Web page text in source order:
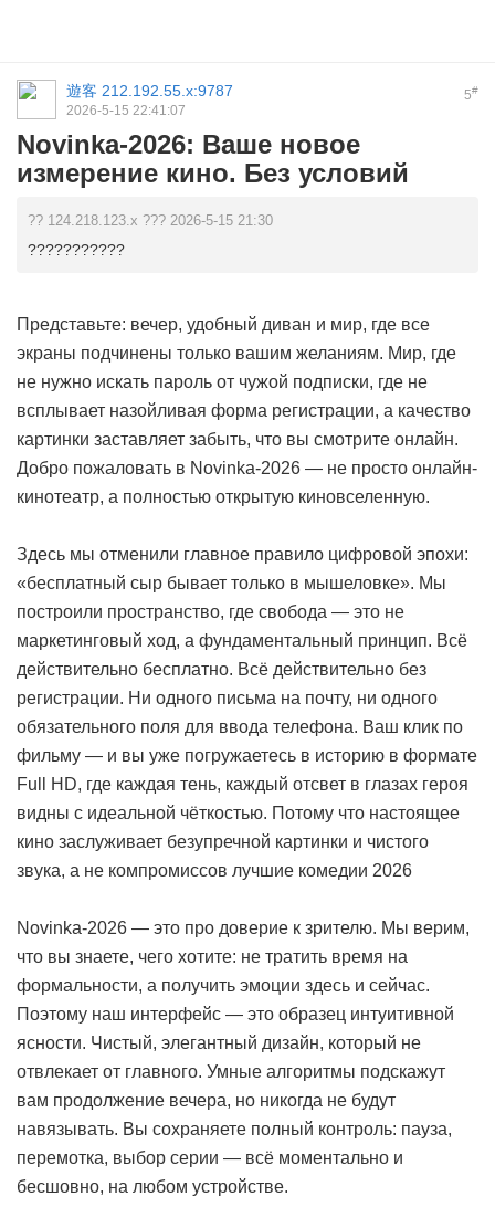
5#
遊客 212.192.55.x:9787
2026-5-15 22:41:07
Novinka-2026: Ваше новое
измерение кино. Без условий
?? 124.218.123.x ??? 2026-5-15 21:30
???????????
Представьте: вечер, удобный диван и мир, где все
экраны подчинены только вашим желаниям. Мир, где
не нужно искать пароль от чужой подписки, где не
всплывает назойливая форма регистрации, а качество
картинки заставляет забыть, что вы смотрите онлайн.
Добро пожаловать в Novinka-2026 — не просто онлайн-
кинотеатр, а полностью открытую киновселенную.
Здесь мы отменили главное правило цифровой эпохи:
«бесплатный сыр бывает только в мышеловке». Мы
построили пространство, где свобода — это не
маркетинговый ход, а фундаментальный принцип. Всё
действительно бесплатно. Всё действительно без
регистрации. Ни одного письма на почту, ни одного
обязательного поля для ввода телефона. Ваш клик по
фильму — и вы уже погружаетесь в историю в формате
Full HD, где каждая тень, каждый отсвет в глазах героя
видны с идеальной чёткостью. Потому что настоящее
кино заслуживает безупречной картинки и чистого
звука, а не компромиссов лучшие комедии 2026
Novinka-2026 — это про доверие к зрителю. Мы верим,
что вы знаете, чего хотите: не тратить время на
формальности, а получить эмоции здесь и сейчас.
Поэтому наш интерфейс — это образец интуитивной
ясности. Чистый, элегантный дизайн, который не
отвлекает от главного. Умные алгоритмы подскажут
вам продолжение вечера, но никогда не будут
навязывать. Вы сохраняете полный контроль: пауза,
перемотка, выбор серии — всё моментально и
бесшовно, на любом устройстве.